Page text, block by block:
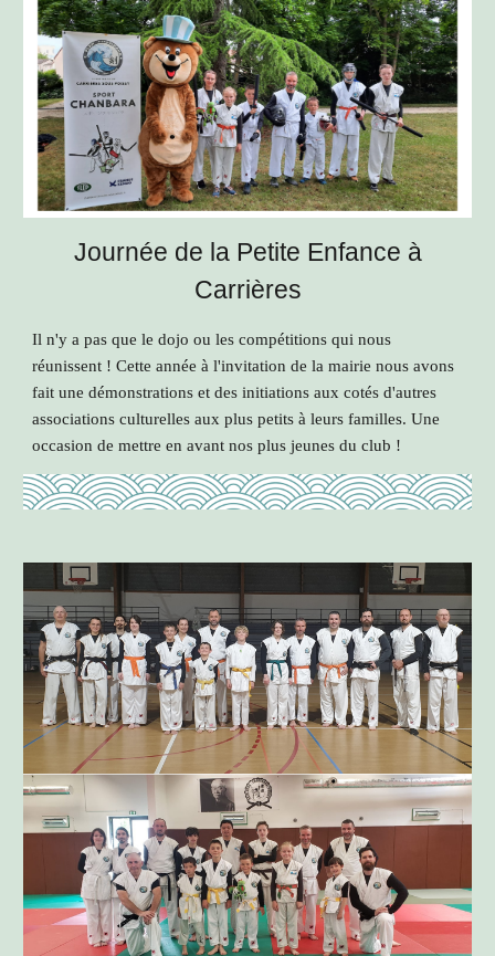
Journée de la Petite Enfance à
Carrières
Il n'y a pas que le dojo ou les compétitions qui nous
réunissent ! Cette année à l'invitation de la mairie nous avons
fait une démonstrations et des initiations aux cotés d'autres
associations culturelles aux plus petits à leurs familles. Une
occasion de mettre en avant nos plus jeunes du club !